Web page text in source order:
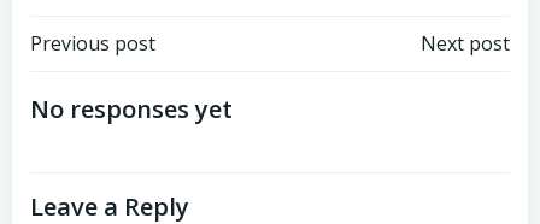
Post
navigation
Previous post Next post
No responses yet
Leave a Reply